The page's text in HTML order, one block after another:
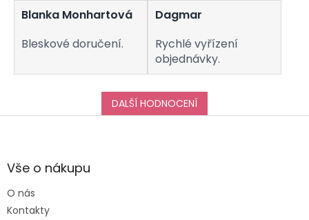
Blanka Monhartová
Bleskové doručení.
Dagmar
Rychlé vyřízení
objednávky.
DALŠÍ HODNOCENÍ
Z
aVše o nákupu
O nás
Kontakty